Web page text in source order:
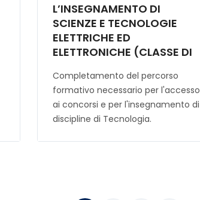
L’INSEGNAMENTO DI
SCIENZE E TECNOLOGIE
ELETTRICHE ED
ELETTRONICHE (CLASSE DI
Completamento del percorso
formativo necessario per l'accesso
ai concorsi e per l'insegnamento di
discipline di Tecnologia.